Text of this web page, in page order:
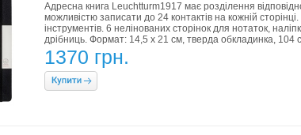
Адресна книга Leuchtturm1917 має розділення
можливістю записати до 24 контактів на кожній
інструментів. 6 нелінованих сторінок для нотаток,
дрібниць. Формат: 14,5 х 21 см, тверда обкладинка, 104
1370 грн.